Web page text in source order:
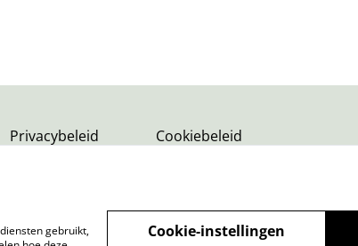
Privacybeleid Cookiebeleid
gebruikt,
Cookie-instellingen